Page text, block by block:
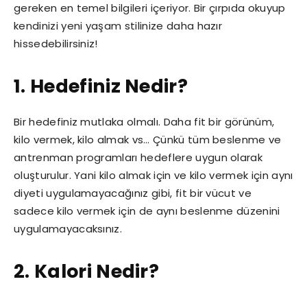
gereken en temel bilgileri içeriyor. Bir çırpıda okuyup
kendinizi yeni yaşam stilinize daha hazır
hissedebilirsiniz!
1. Hedefiniz Nedir?
Bir hedefiniz mutlaka olmalı. Daha fit bir görünüm,
kilo vermek, kilo almak vs… Çünkü tüm beslenme ve
antrenman programları hedeflere uygun olarak
oluşturulur. Yani kilo almak için ve kilo vermek için aynı
diyeti uygulamayacağınız gibi, fit bir vücut ve
sadece kilo vermek için de aynı beslenme düzenini
uygulamayacaksınız.
2. Kalori Nedir?